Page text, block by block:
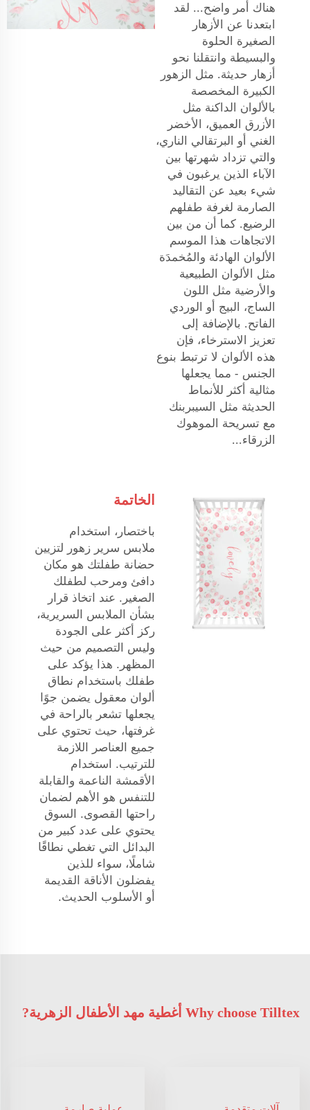
هناك أمر واضح... لقد
ابتعدنا عن الأزهار
الصغيرة الحلوة
والبسيطة وانتقلنا نحو
أزهار حديثة. مثل الزهور
الكبيرة المخصصة
بالألوان الداكنة مثل
الأزرق العميق، الأخضر
الغني أو البرتقالي الناري،
والتي تزداد شهرتها بين
الآباء الذين يرغبون في
شيء بعيد عن التقاليد
الصارمة لغرفة طفلهم
الرضيع. كما أن من بين
الاتجاهات هذا الموسم
الألوان الهادئة والمُخمدَة
مثل الألوان الطبيعية
والأرضية مثل اللون
الساج، البيج أو الوردي
الفاتح. بالإضافة إلى
تعزيز الاسترخاء، فإن
هذه الألوان لا ترتبط بنوع
الجنس - مما يجعلها
مثالية أكثر للأنماط
الحديثة مثل السيبربنك
مع تسريحة الموهوك
الزرقاء...
الخاتمة
باختصار، استخدام
ملابس سرير زهور لتزيين
حضانة طفلتك هو مكان
دافئ ومرحب لطفلك
الصغير. عند اتخاذ قرار
بشأن الملابس السريرية،
ركز أكثر على الجودة
وليس التصميم من حيث
المظهر. هذا يؤكد على
طفلك باستخدام نطاق
ألوان معقول يضمن جوًا
يجعلها تشعر بالراحة في
غرفتها، حيث تحتوي على
جميع العناصر اللازمة
للترتيب. استخدام
الأقمشة الناعمة والقابلة
للتنفس هو الأهم لضمان
راحتها القصوى. السوق
يحتوي على عدد كبير من
البدائل التي تغطي نطاقًا
شاملًا، سواء للذين
يفضلون الأناقة القديمة
أو الأسلوب الحديث.
Why choose Tilltex أغطية مهد الأطفال الزهرية?